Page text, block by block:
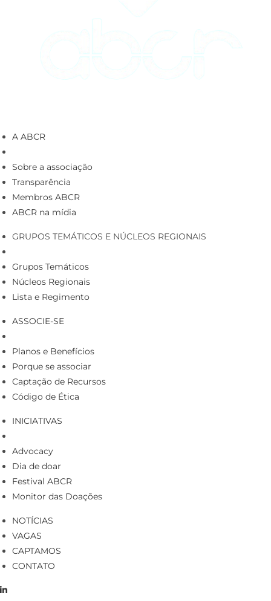
A ABCR
Sobre a associação
Transparência
Membros ABCR
ABCR na mídia
GRUPOS TEMÁTICOS E NÚCLEOS REGIONAIS
Grupos Temáticos
Núcleos Regionais
Lista e Regimento
ASSOCIE-SE
Planos e Benefícios
Porque se associar
Captação de Recursos
Código de Ética
INICIATIVAS
Advocacy
Dia de doar
Festival ABCR
Monitor das Doações
NOTÍCIAS
VAGAS
CAPTAMOS
CONTATO